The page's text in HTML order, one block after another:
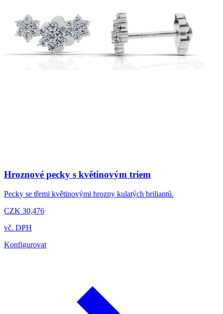
Hroznové pecky s květinovým triem
Pecky se třemi květinovými hrozny kulatých briliantů.
CZK 30,476
vč. DPH
Konfigurovat